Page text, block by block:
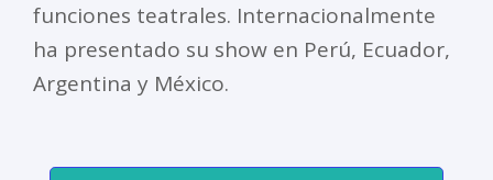
funciones teatrales. Internacionalmente
ha presentado su show en Perú, Ecuador,
Argentina y México.